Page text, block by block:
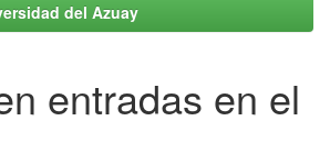
del Azuay
entradas en el